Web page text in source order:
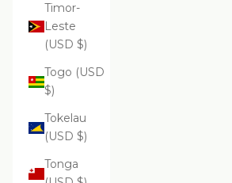
Timor-
Leste
(USD $)
Togo (USD
$)
Tokelau
(USD $)
Tonga